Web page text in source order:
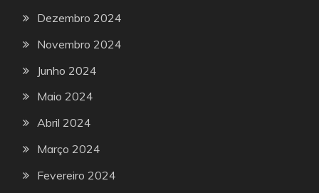
Dezembro 2024
Novembro 2024
Junho 2024
Maio 2024
Abril 2024
Março 2024
Fevereiro 2024